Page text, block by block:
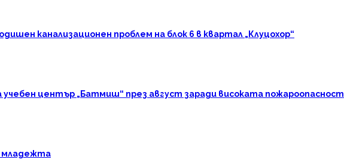
канализационен проблем на блок 6 в квартал „Клуцохор“
център „Батмиш“ през август заради високата пожароопасност
младежта